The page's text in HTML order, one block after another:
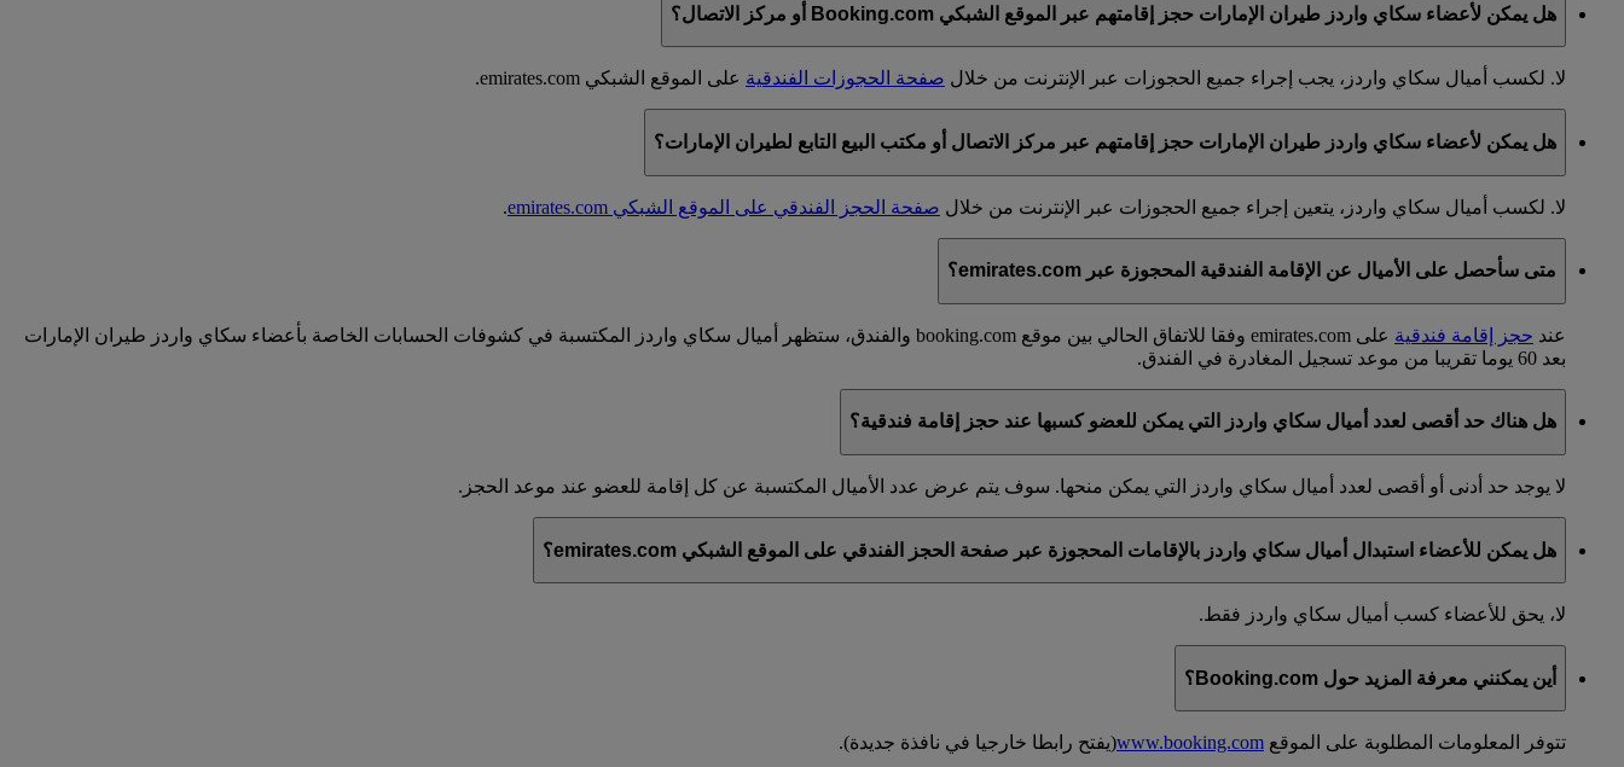
هل يمكن لأعضاء سكاي واردز طيران الإمارات حجز إقامتهم عبر الموقع الشبكي Booking.com أو مركز الاتصال؟
لا. لكسب أميال سكاي واردز، يجب إجراء جميع الحجوزات عبر الإنترنت من خلال صفحة الحجوزات الفندقية على الموقع الشبكي emirates.com.
هل يمكن لأعضاء سكاي واردز طيران الإمارات حجز إقامتهم عبر مركز الاتصال أو مكتب البيع التابع لطيران الإمارات؟
لا. لكسب أميال سكاي واردز، يتعين إجراء جميع الحجوزات عبر الإنترنت من خلال صفحة الحجز الفندقي على الموقع الشبكي emirates.com .
متى سأحصل على الأميال عن الإقامة الفندقية المحجوزة عبر emirates.com؟
عند حجز إقامة فندقية
على emirates.com وفقا للاتفاق الحالي بين موقع booking.com والفندق، ستظهر أميال سكاي واردز المكتسبة في كشوفات الحسابات الخاصة بأعضاء سكاي واردز طيران الإمارات
بعد 60 يوما تقريبا من موعد تسجيل المغادرة في الفندق.
هل هناك حد أقصى لعدد أميال سكاي واردز التي يمكن للعضو كسبها عند حجز إقامة فندقية؟
لا يوجد حد أدنى أو أقصى لعدد أميال سكاي واردز التي يمكن منحها. سوف يتم عرض عدد الأميال المكتسبة عن كل إقامة للعضو عند موعد الحجز.
هل يمكن للأعضاء استبدال أميال سكاي واردز بالإقامات المحجوزة عبر صفحة الحجز الفندقي على الموقع الشبكي emirates.com؟
لا، يحق للأعضاء كسب أميال سكاي واردز فقط.
أين يمكنني معرفة المزيد حول Booking.com؟
تتوفر المعلومات المطلوبة على الموقع www.booking.com(يفتح رابطا خارجيا في نافذة جديدة).